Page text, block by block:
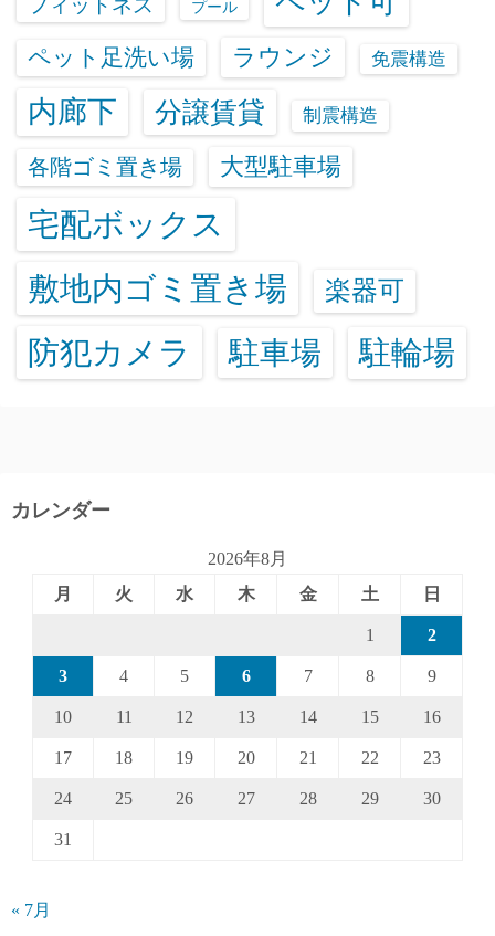
フィットネス プール
ペット足洗い場 ラウンジ 免震構造
内廊下 分譲賃貸 制震構造
各階ゴミ置き場 大型駐車場
宅配ボックス
敷地内ゴミ置き場
楽器可
防犯カメラ 駐車場 駐輪場
カレンダー
2026年8月
月
火 水 木 金 土 日
1 2
3 4 5 6 7 8 9
10 11 12 13 14 15 16
17 18 19 20 21 22 23
24 25 26 27 28 29 30
31
« 7月